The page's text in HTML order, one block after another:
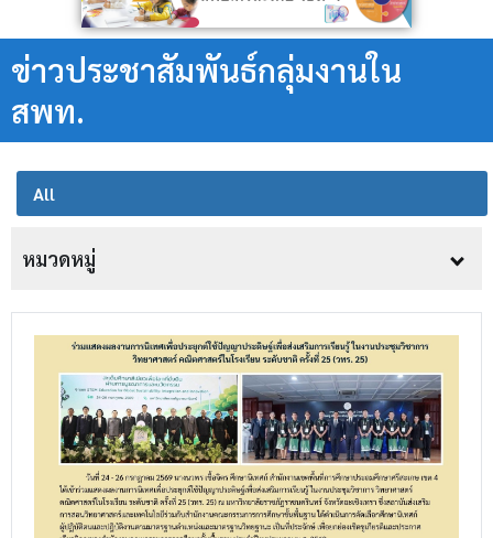
ข่าวประชาสัมพันธ์กลุ่มงานใน
สพท.
All
หมวดหมู่